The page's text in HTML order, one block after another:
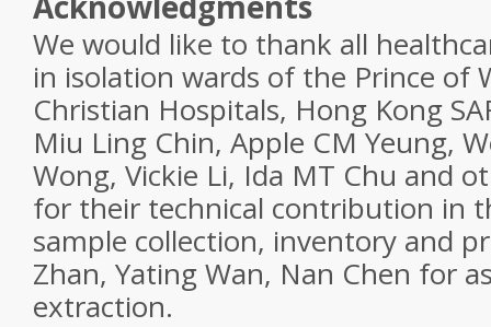
We would like to thank all
in isolation wards of the Prince of
Christian Hospitals, Hong Kong
Miu Ling Chin, Apple CM Yeung,
Wong, Vickie Li, Ida MT Chu and
for their technical contribution in
sample collection, inventory and
Zhan, Yating Wan, Nan Chen for
extraction.